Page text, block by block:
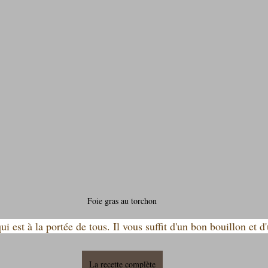
Foie gras au torchon
est à la portée de tous. Il vous suffit d'un bon bouillon et
La recette complète